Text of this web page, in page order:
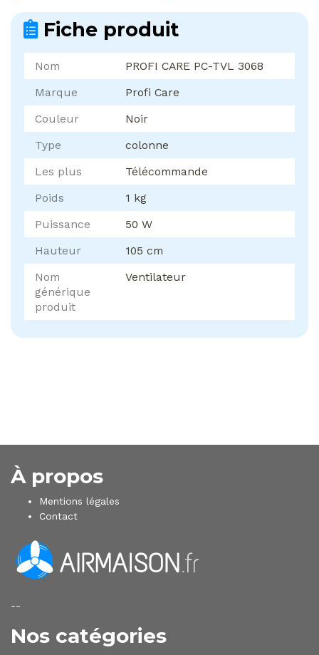
Fiche produit
Nom
PROFI CARE PC-TVL 3068
Marque
Profi Care
Couleur
Noir
Type
colonne
Les plus
Télécommande
Poids
1 kg
Puissance
50 W
Hauteur
105 cm
Nom
générique
produit
Ventilateur
À propos
Mentions légales
Contact
--
Nos catégories